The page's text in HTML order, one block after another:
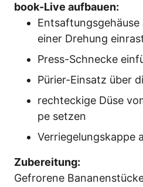
book-Live aufbauen:
einer Dre­hung
Press-Schne­cke
Pürier-Ein­satz über
recht­ecki­ge Düse
pe setzen
Ver­rie­ge­lungs­kap­pe
Zube­rei­tung:
Gefro­re­ne